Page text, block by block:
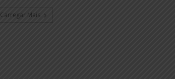
Carregar Mais